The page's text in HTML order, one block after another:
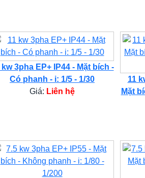
kw 3pha EP+ IP44 - Mặt bích -
Có phanh - i: 1/5 - 1/30
Giá: Liên hệ
11
Mặt